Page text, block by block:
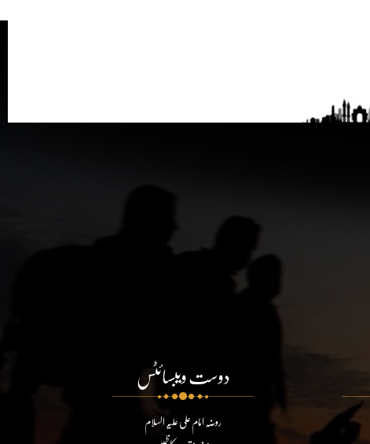
دوست ویبسائٹس
روضہ امام علی علیہ السلام